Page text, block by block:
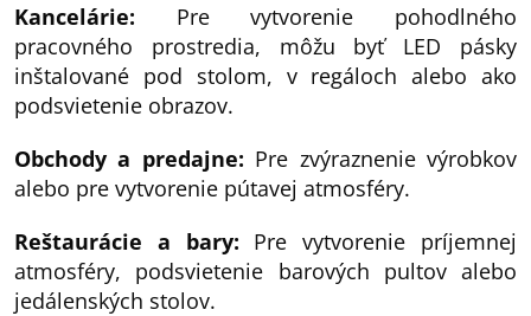
Kancelárie: Pre vytvorenie pohodlného
pracovného prostredia, môžu byť LED pásky
inštalované pod stolom, v regáloch alebo ako
podsvietenie obrazov.
Obchody a predajne: Pre zvýraznenie výrobkov
alebo pre vytvorenie pútavej atmosféry.
Reštaurácie a bary: Pre vytvorenie príjemnej
atmosféry, podsvietenie barových pultov alebo
jedálenských stolov.